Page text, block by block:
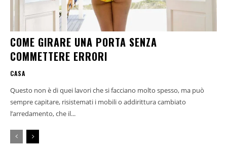
COME GIRARE UNA PORTA SENZA
COMMETTERE ERRORI
CASA
Questo non è di quei lavori che si facciano molto spesso, ma può
sempre capitare, risistemati i mobili o addirittura cambiato
l’arredamento, che il...